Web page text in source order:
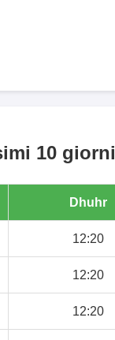
10 giorni
Dhuhr
12:20
12:20
12:20